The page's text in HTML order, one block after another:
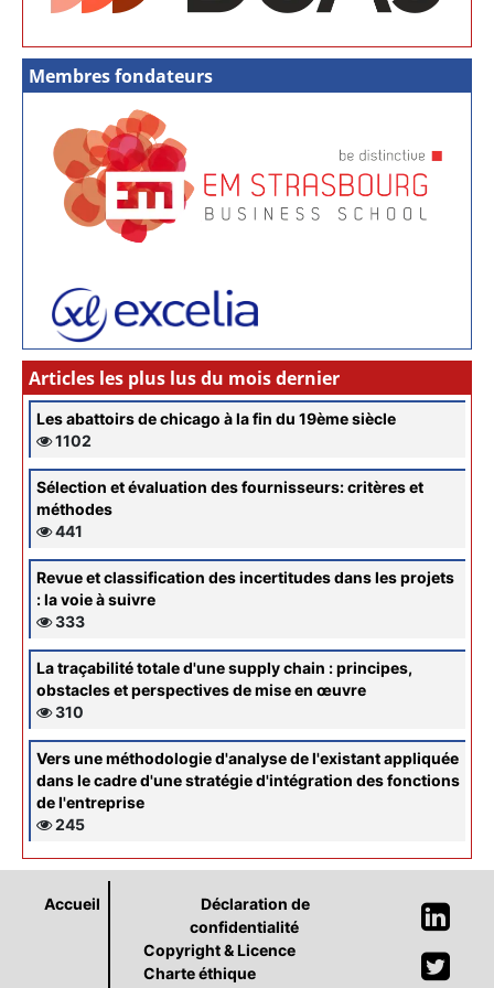
Membres fondateurs
Articles les plus lus du mois dernier
Les abattoirs de chicago à la fin du 19ème siècle
1102
Sélection et évaluation des fournisseurs: critères et
méthodes
441
Revue et classification des incertitudes dans les projets
: la voie à suivre
333
La traçabilité totale d'une supply chain : principes,
obstacles et perspectives de mise en œuvre
310
Vers une méthodologie d'analyse de l'existant appliquée
dans le cadre d'une stratégie d'intégration des fonctions
de l'entreprise
245
Accueil
Déclaration de
confidentialité
Copyright & Licence
Charte éthique